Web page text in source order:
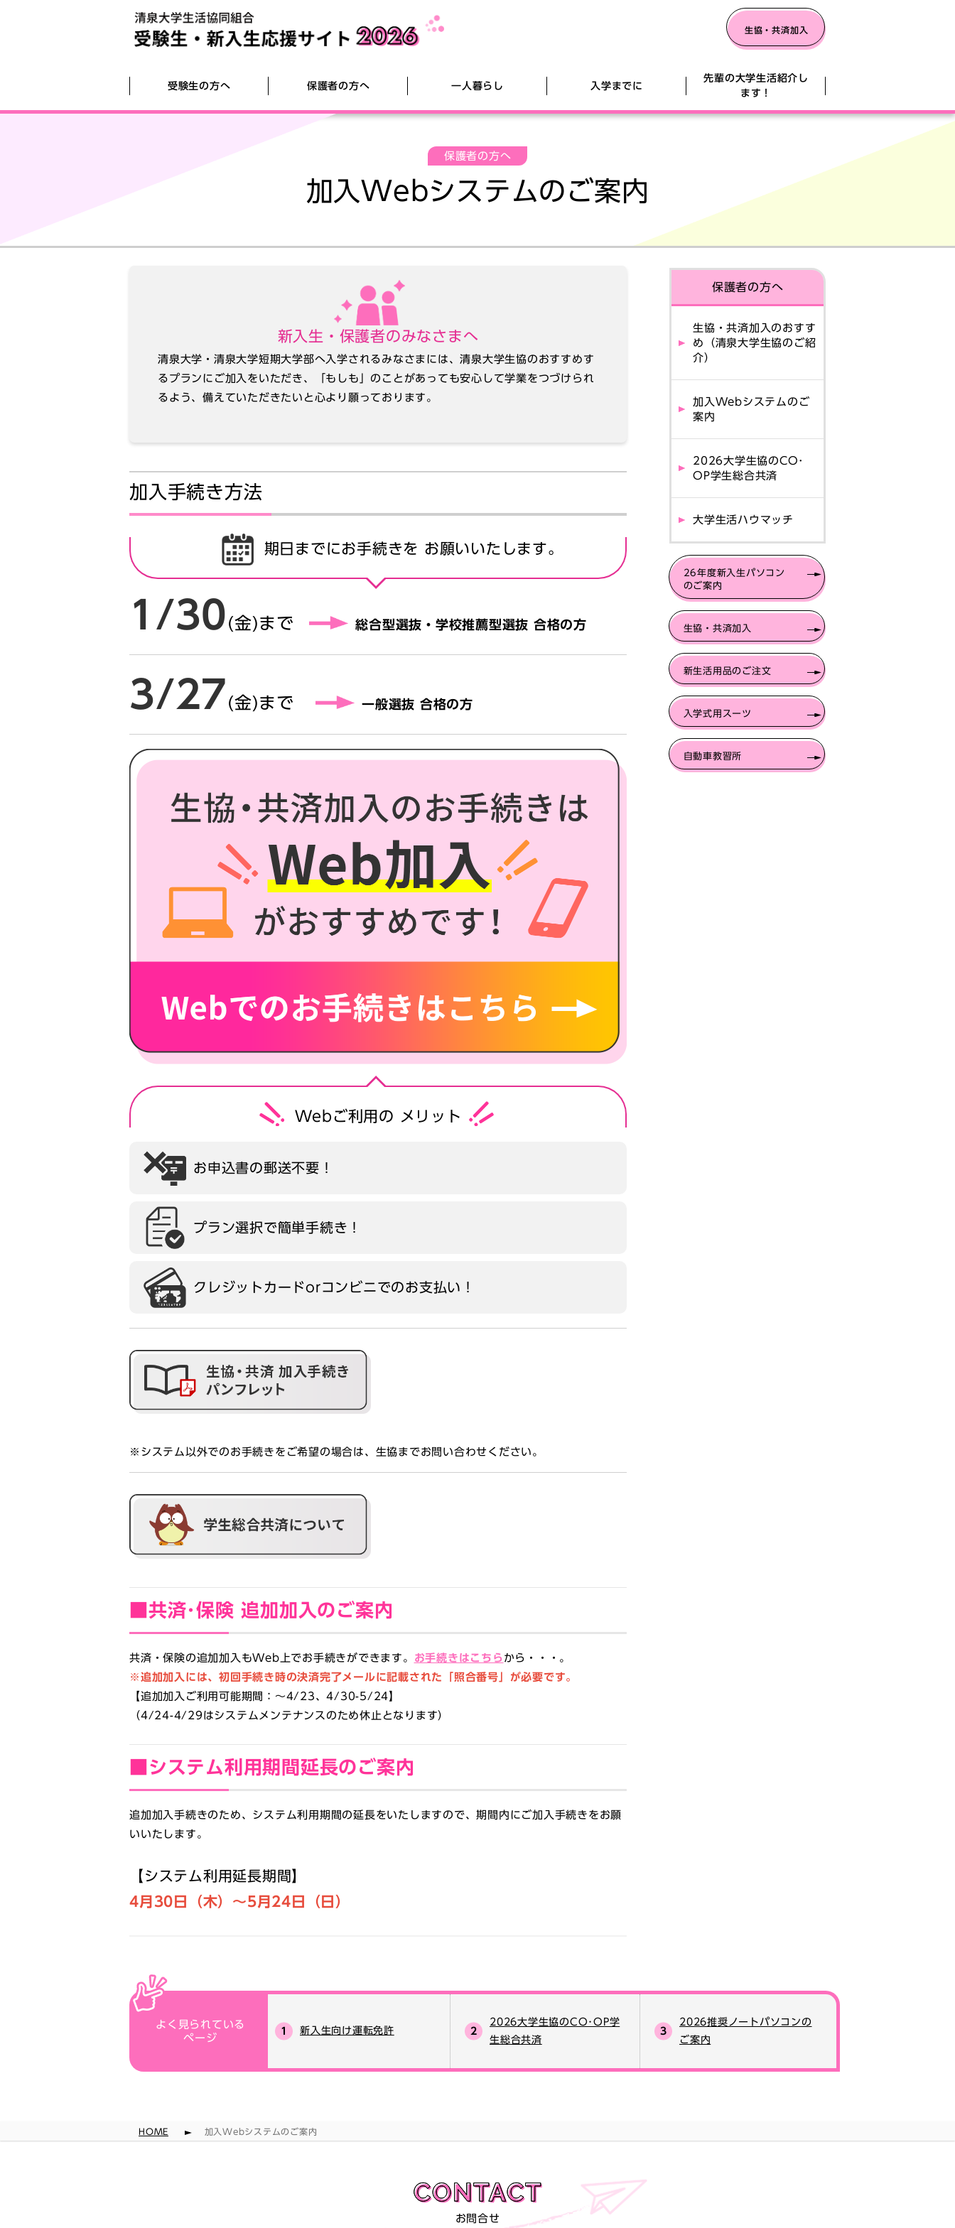
生協・共済加入
受験生の方へ
受験生を応援します！ （全国大学生協連Web
清泉大学・清泉大学短期大学部ホームページ
保護者の方へ
生協・共済加入のおすすめ（清泉大学生協のご
加入Webシステムのご案内 2026大学生協のCO･OP学生総合共済
一人暮らし
新生活用品のご案内
入学までに
新入生向け運転免許 教科書購入のご案内
悪質商法被害防止共同キャンペーン（外部リン
先輩の大学生活紹介し
ます！
自炊にチャレンジ！大学生の自炊レシピ集（大
保護者の方へ
加入Webシステムのご案内
新入生・保護者のみなさまへ
清泉大学・清泉大学短期大学部へ入学されるみなさまには、清泉大学生協のおすすめす
るプランにご加入をいただき、「もしも」のことがあっても安心して学業をつづけられ
るよう、備えていただきたいと心より願っております。
加入手続き方法
期日までにお手続きを お願いいたします。
1/30 (金)まで 総合型選抜・学校推薦型選抜 合格の方
3/27 (金)まで 一般選抜 合格の方
Webご利用の メリット
お申込書の郵送不要！
プラン選択で簡単手続き！
クレジットカードorコンビニでのお支払い！
※システム以外でのお手続きをご希望の場合は、生協までお問い合わせください。
■共済･保険 追加加入のご案内
共済・保険の追加加入もWeb上でお手続きができます。 お手続きはこちら から・・・。
※追加加入には、初回手続き時の決済完了メールに記載された「照合番号」が必要です。
【追加加入ご利用可能期間：〜4/23、4/30-5/24】
（4/24-4/29はシステムメンテナンスのため休止となります）
■システム利用期間延長のご案内
追加加入手続きのため、システム利用期間の延長をいたしますので、期間内にご加入手続きをお願
いいたします。
【システム利用延長期間】
4月30日（木）～5月24日（日）
保護者の方へ
生協・共済加入のおすす
め（清泉大学生協のご紹
介）
加入Webシステムのご
案内
2026大学生協のCO･
OP学生総合共済
大学生活ハウマッチ
26年度新入生パソコン
のご案内
生協・共済加入
新生活用品のご注文
入学式用スーツ
自動車教習所
よく見られている
ページ
新入生向け運転免許
2026大学生協のCO･OP学
生総合共済
2026推奨ノートパソコンの
ご案内
HOME 加入Webシステムのご案内
お問合せ